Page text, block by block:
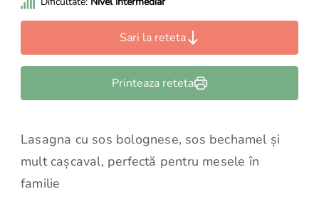
Sari la reteta
Printeaza reteta
Lasagna cu sos bolognese, sos bechamel și
mult cașcaval, perfectă pentru mesele în
familie